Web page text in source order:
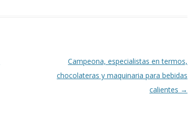
Campeona, especialistas en termos,
chocolateras y maquinaria para bebidas
calientes →